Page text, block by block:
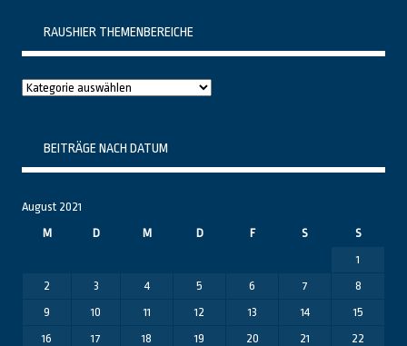
RAUSHIER THEMENBEREICHE
Raushier
BEITRÄGE NACH DATUM
August 2021
M
D M D F S
S
1
2
3 4 5 6 7
8
9
10 11 12 13 14
15
16
17 18 19 20 21
22